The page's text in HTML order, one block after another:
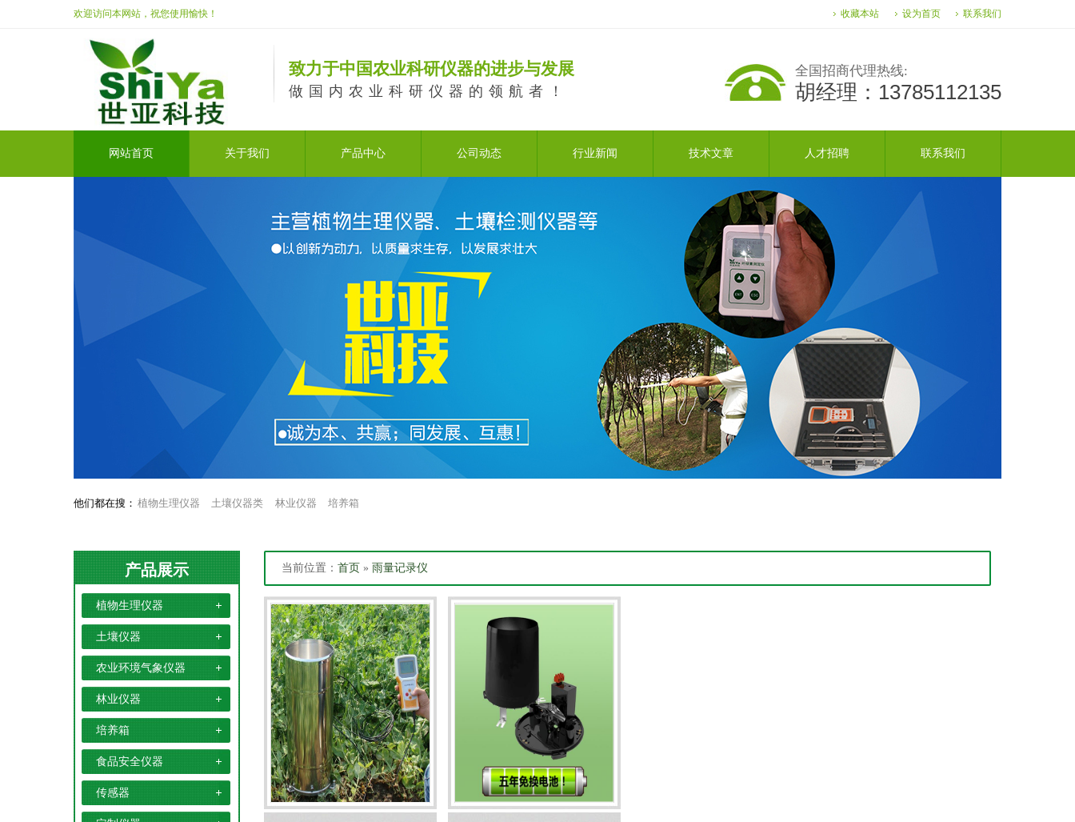
欢迎访问本网站，祝您使用愉快！ 收藏本站 设为首页 联系我们
致力于中国农业科研仪器的进步与发展
做国内农业科研仪器的领航者！
全国招商代理热线:
胡经理：13785112135
网站首页 关于我们 产品中心 公司动态 行业新闻 技术文章 人才招聘 联系我们
他们都在搜： 植物生理仪器 土壤仪器类 林业仪器 培养箱
产品展示
植物生理仪器
土壤仪器
农业环境气象仪器
林业仪器
培养箱
食品安全仪器
传感器
当前位置： 首页 » 雨量记录仪